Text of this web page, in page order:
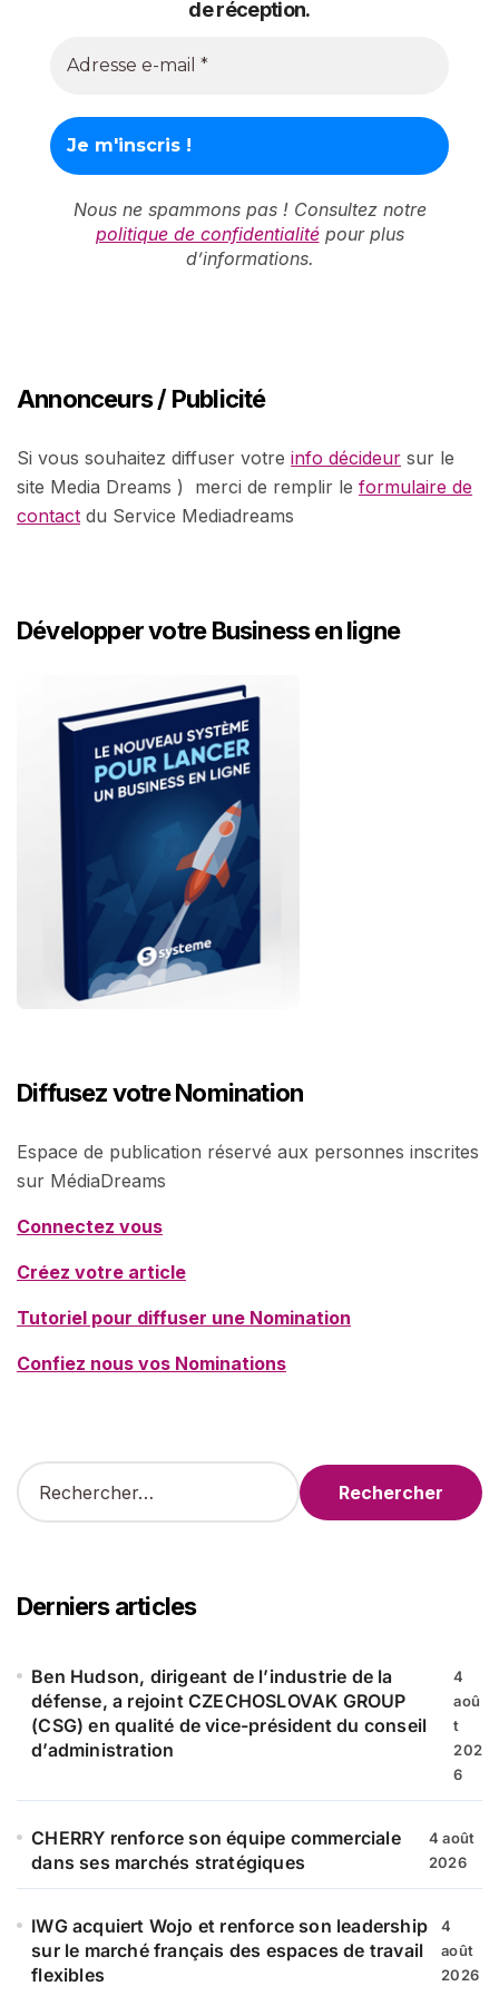
de réception.
Nous ne spammons pas ! Consultez notre
politique de confidentialitépour plus
d’informations.
Annonceurs / Publicité
Si vous souhaitez diffuser votre info décideur sur le
site Media Dreams ) merci de remplir le formulaire de
contact du Service Mediadreams
Développer votre Business en ligne
Diffusez votre Nomination
Espace de publication réservé aux personnes inscrites
sur MédiaDreams
Connectez vous
Créez votre article
Tutoriel pour diffuser une Nomination
Confiez nous vos Nominations
R
e
r
c
e
Derniers articles
Ben Hudson, dirigeant de l’industrie de la
défense, a rejoint CZECHOSLOVAK GROUP
(CSG) en qualité de vice-président du conseil
d’administration
4
aoû
t
202
6
CHERRY renforce son équipe commerciale
dans ses marchés stratégiques
4 août
2026
IWG acquiert Wojo et renforce son leadership
sur le marché français des espaces de travail
flexibles
4
août
2026